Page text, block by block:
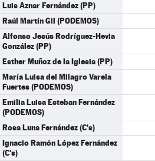
Luis Aznar Fernández (PP)
Raúl Martín Gil (PODEMOS)
Alfonso Jesús Rodríguez-Hevia
González (PP)
Esther Muñoz de la Iglesia (PP)
María Luisa del Milagro Varela
Fuertes (PODEMOS)
Emilia Luisa Esteban Fernández
(PODEMOS)
Rosa Luna Fernández (C's)
Ignacio Ramón López Fernández
(C's)